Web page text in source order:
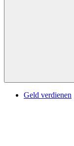
Geld verdienen